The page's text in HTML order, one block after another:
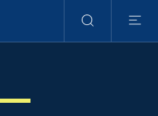
RechercheMenu